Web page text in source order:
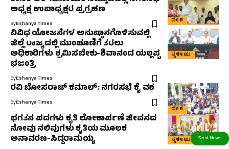
ದೇಶ
ಅಧ್ಯಕ್ಷ ಉಪಾಧ್ಯಕ್ಷರ ಪ್ರಗ್ರಹಣ
ByEshanya Times
ಸ್ಥಳೀಯ
ವಿವಿಧ ಯೋಜನೆಗಳ ಅನುಷ್ಠಾನಗೊಳಿಸುವಲ್ಲಿ
ಜಿಲ್ಲೆ ರಾಜ್ಯದಲ್ಲಿ ಮುಂಚೂಣಿಗೆ ತರಲು
ಅಧಿಕಾರಿಗಳು ಶ್ರಮಿಸಬೇಕು-ಶಿವಾನಂದ ಯಲ್ಲಪ್ಪ
ಭಜಂತ್ರಿ
ByEshanya Times
ದೇಶ
ರವಿ ಬೋಸರಾಜ್ ಕಮಾಲ್: ನಗರಸಭೆ ಕೈ ವಶ
ByEshanya Times
ಸ್ಥಳೀಯ
ಭಗತನ ಪದಗಳು ಕೃತಿ ಲೋಕಾರ್ಪಣೆ ಜೀವನದ
ನೋವು ನಲಿವುಗಳು ಕೃತಿಯ ಮೂಲಕ
ಅನಾವರಣ-ಸಿದ್ದರಾಮಯ್ಯ